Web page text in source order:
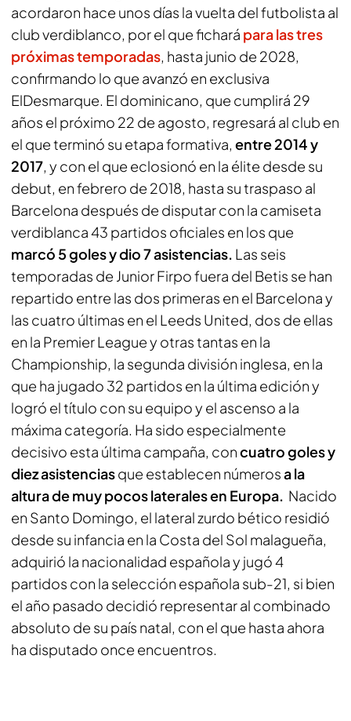
acordaron hace unos días la vuelta del futbolista al
club verdiblanco, por el que fichará para las tres
próximas temporadas, hasta junio de 2028,
confirmando lo que avanzó en exclusiva
ElDesmarque. El dominicano, que cumplirá 29
años el próximo 22 de agosto, regresará al club en
el que terminó su etapa formativa, entre 2014 y
2017, y con el que eclosionó en la élite desde su
debut, en febrero de 2018, hasta su traspaso al
Barcelona después de disputar con la camiseta
verdiblanca 43 partidos oficiales en los que
marcó 5 goles y dio 7 asistencias. Las seis
temporadas de Junior Firpo fuera del Betis se han
repartido entre las dos primeras en el Barcelona y
las cuatro últimas en el Leeds United, dos de ellas
en la Premier League y otras tantas en la
Championship, la segunda división inglesa, en la
que ha jugado 32 partidos en la última edición y
logró el título con su equipo y el ascenso a la
máxima categoría. Ha sido especialmente
decisivo esta última campaña, concuatro goles y
diez asistenciasque establecen númerosa la
altura de muy pocos laterales en Europa. Nacido
en Santo Domingo, el lateral zurdo bético residió
desde su infancia en la Costa del Sol malagueña,
adquirió la nacionalidad española y jugó 4
partidos con la selección española sub-21, si bien
el año pasado decidió representar al combinado
absoluto de su país natal, con el que hasta ahora
ha disputado once encuentros.